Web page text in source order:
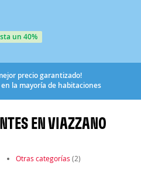
un 40%
precio garantizado!
en la mayoría de habitaciones
EN VIAZZANO
Otras categorías (2)